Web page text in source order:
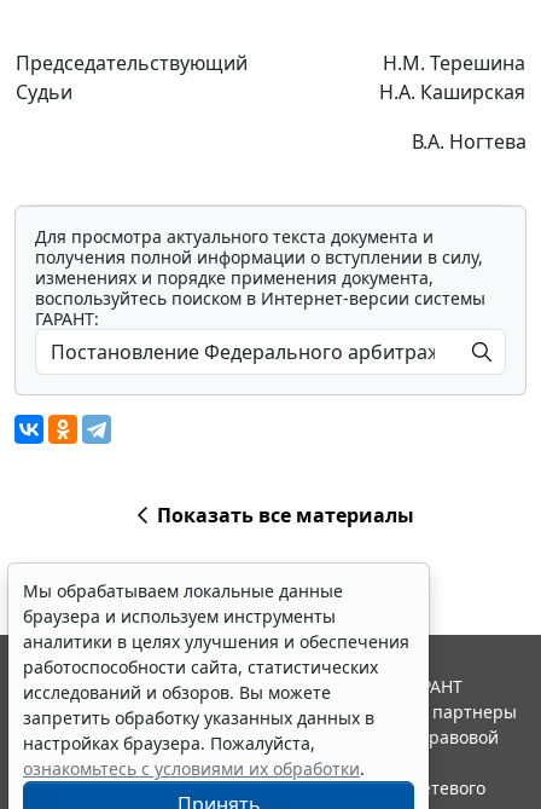
Председательствующий
Судьи
Н.М. Терешина
Н.А. Каширская
В.А. Ногтева
Для просмотра актуального текста документа и
получения полной информации о вступлении в силу,
изменениях и порядке применения документа,
воспользуйтесь поиском в Интернет-версии системы
ГАРАНТ:
Показать все материалы
Мы обрабатываем локальные данные
браузера и используем инструменты
аналитики в целях улучшения и обеспечения
работоспособности сайта, статистических
исследований и обзоров. Вы можете
запретить обработку указанных данных в
настройках браузера. Пожалуйста,
ознакомьтесь с условиями их обработки.
© ООО "НПП "ГАРАНТ-СЕРВИС", 2026. Система ГАРАНТ
выпускается с 1990 года. Компания "Гарант" и ее партнеры
являются участниками Российской ассоциации правовой
информации ГАРАНТ.
Портал ГАРАНТ.РУ зарегистрирован в качестве сетевого